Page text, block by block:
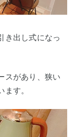
き出し式になっ
スがあり、狭い
す。